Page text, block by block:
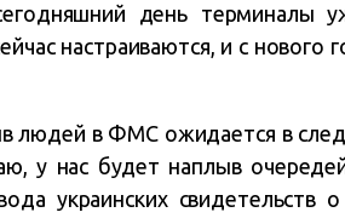
день терминалы
настраиваются, и с нового
людей в ФМС ожидается в
у нас будет наплыв
украинских свидетельств